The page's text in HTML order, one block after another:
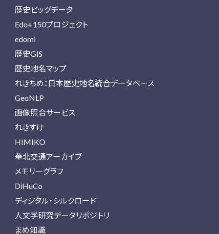
歴史ビッグデータ
Edo+150プロジェクト
edomi
歴史GIS
歴史地名マップ
れきちめ：日本歴史地名統合データベース
GeoNLP
画像照合サービス
れきすけ
HIMIKO
華北交通アーカイブ
メモリーグラフ
DiHuCo
ディジタル・シルクロード
人文学研究データリポジトリ
まめ知識